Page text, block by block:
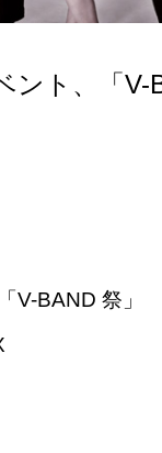
ント、「V-
V-BAND 祭」